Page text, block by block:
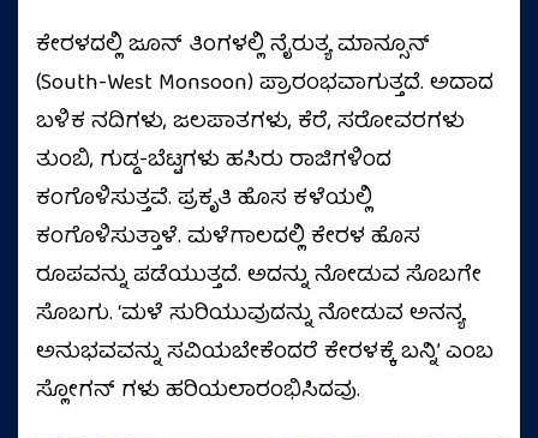
ಕೇರಳದಲ್ಲಿ ಜೂನ್ ತಿಂಗಳಲ್ಲಿ ನೈರುತ್ಯ ಮಾನ್ಸೂನ್
(South-West Monsoon) ಪ್ರಾರಂಭವಾಗುತ್ತದೆ. ಅದಾದ
ಬಳಿಕ ನದಿಗಳು, ಜಲಪಾತಗಳು, ಕೆರೆ, ಸರೋವರಗಳು
ತುಂಬಿ, ಗುಡ್ಡ-ಬೆಟ್ಟಗಳು ಹಸಿರು ರಾಜಿಗಳಿಂದ
ಕಂಗೊಳಿಸುತ್ತವೆ. ಪ್ರಕೃತಿ ಹೊಸ ಕಳೆಯಲ್ಲಿ
ಕಂಗೊಳಿಸುತ್ತಾಳೆ. ಮಳೆಗಾಲದಲ್ಲಿ ಕೇರಳ ಹೊಸ
ರೂಪವನ್ನು ಪಡೆಯುತ್ತದೆ. ಅದನ್ನು ನೋಡುವ ಸೊಬಗೇ
ಸೊಬಗು. ‘ಮಳೆ ಸುರಿಯುವುದನ್ನು ನೋಡುವ ಅನನ್ಯ
ಅನುಭವವನ್ನು ಸವಿಯಬೇಕೆಂದರೆ ಕೇರಳಕ್ಕೆ ಬನ್ನಿ’ ಎಂಬ
ಸ್ಲೋಗನ್ ಗಳು ಹರಿಯಲಾರಂಭಿಸಿದವು.